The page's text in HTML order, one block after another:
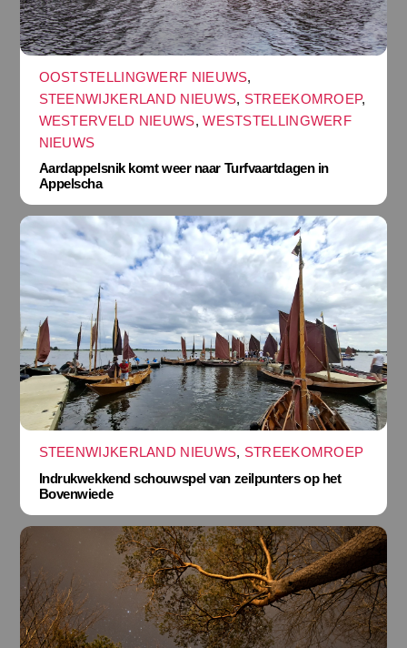
OOSTSTELLINGWERF NIEUWS,
STEENWIJKERLAND NIEUWS, STREEKOMROEP,
WESTERVELD NIEUWS,WESTSTELLINGWERF
NIEUWS
Aardappelsnik komt weer naar Turfvaartdagen in
Appelscha
STEENWIJKERLAND NIEUWS, STREEKOMROEP
Indrukwekkend schouwspel van zeilpunters op het
Bovenwiede